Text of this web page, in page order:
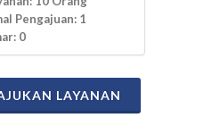
Pengajuan: 1
0
LAYANAN